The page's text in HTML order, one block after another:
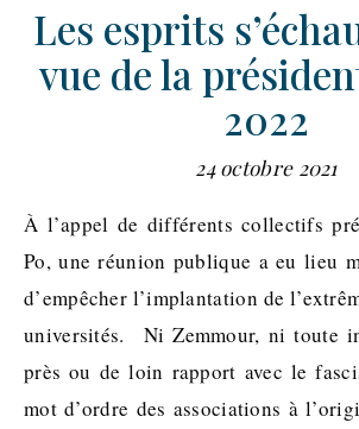
Les esprits
vue de la
2022
24 octobre 2021
À l’appel de différents collectifs présents à Sciences
Po, une réunion publique a eu lieu
d’empêcher l’implantation de
universités. Ni Zemmour, ni toute
près ou de loin rapport avec le
mot d’ordre des associations à